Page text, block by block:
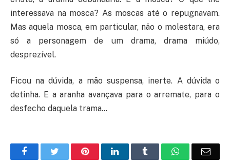
interessava na mosca? As moscas até o repugnavam.
Mas aquela mosca, em particular, não o molestara, era
só a personagem de um drama, drama miúdo,
desprezível.
Ficou na dúvida, a mão suspensa, inerte. A dúvida o
detinha. E a aranha avançava para o arremate, para o
desfecho daquela trama…
FacebookTwitter PinterestLinkedIn Tumblr WhatsApp